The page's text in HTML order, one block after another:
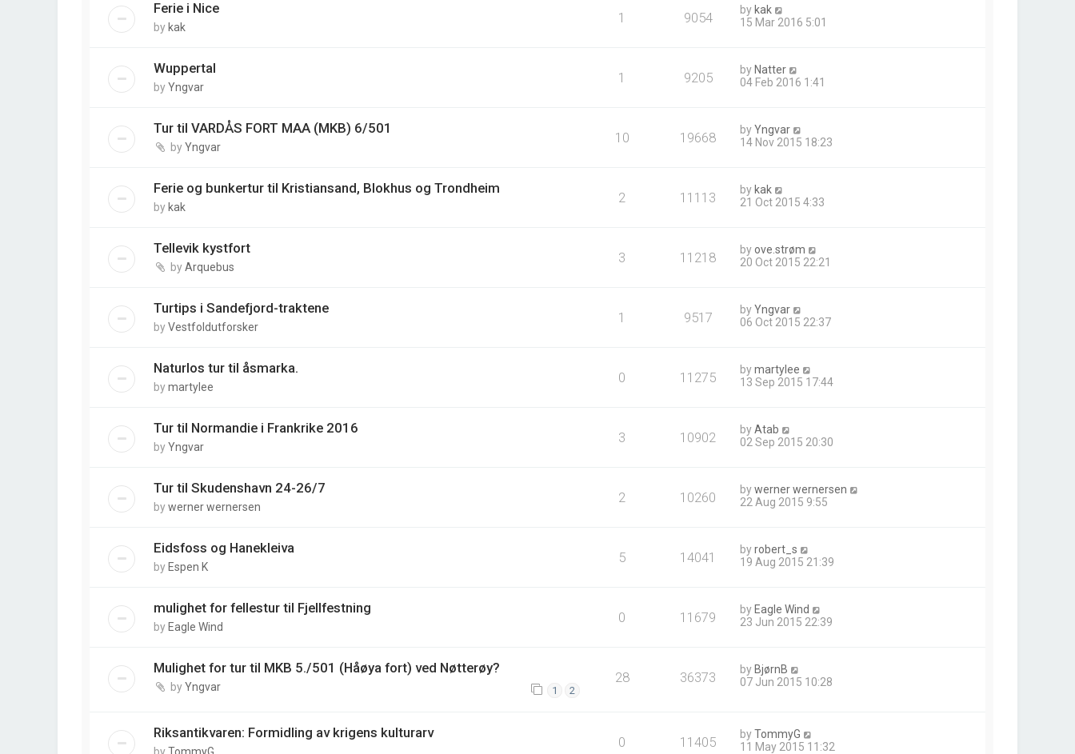
Ferie i Nice
by kak
1 9054 by kak
15 Mar 2016 5:01
Wuppertal
byYngvar
1 9205 by Natter
04 Feb 2016 1:41
Tur til VARDÅS FORT MAA (MKB) 6/501
byYngvar
10 19668 byYngvar
14 Nov 2015 18:23
Ferie og bunkertur til Kristiansand, Blokhus og Trondheim
by kak
2 11113 by kak
21 Oct 2015 4:33
Tellevik kystfort
byArquebus
3 11218 byove.strøm
20 Oct 2015 22:21
Turtips i Sandefjord-traktene
byVestfoldutforsker
1 9517 byYngvar
06 Oct 2015 22:37
Naturlos tur til åsmarka.
bymartylee
0 11275 bymartylee
13 Sep 2015 17:44
Tur til Normandie i Frankrike 2016
byYngvar
3 10902 byAtab
02 Sep 2015 20:30
Tur til Skudenshavn 24-26/7
bywerner wernersen
2 10260 bywerner wernersen
22 Aug 2015 9:55
Eidsfoss og Hanekleiva
by Espen K
5 14041 byrobert_s
19 Aug 2015 21:39
mulighet for fellestur til Fjellfestning
by Eagle Wind
0 11679 by Eagle Wind
23 Jun 2015 22:39
Mulighet for tur til MKB 5./501 (Håøya fort) ved Nøtterøy?
byYngvar 1 2
28 36373 by BjørnB
07 Jun 2015 10:28
Riksantikvaren: Formidling av krigens kulturarv
0 11405 byTommyG
11 May 2015 11:32